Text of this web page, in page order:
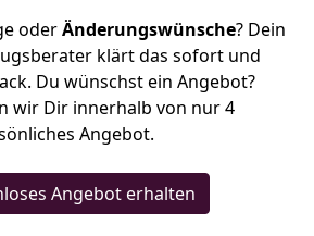
oderÄnderungswünsche? Dein
klärt das sofort und
Du wünschst ein Angebot?
wir Dir innerhalb von nur4
Angebot.
Angebot erhalten